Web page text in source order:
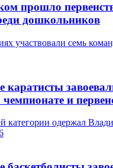
прошло
дошкольников
участвовали семь
каратисты
и
категории одержал